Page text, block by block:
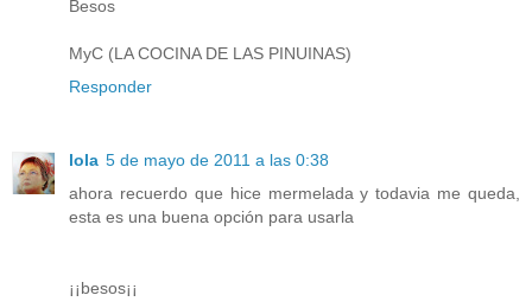
Besos
MyC (LA COCINA DE LAS PINUINAS)
Responder
lola 5 de mayo de 2011 a las 0:38
ahora recuerdo que hice mermelada y todavia me queda,
esta es una buena opción para usarla
¡¡besos¡¡